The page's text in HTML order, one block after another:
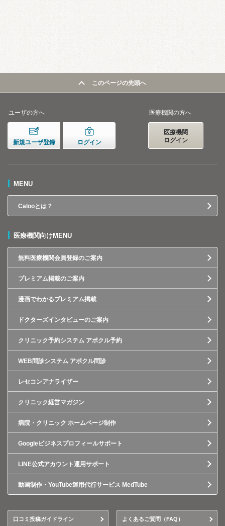
このページの先頭へ
ユーザの方へ
新規ユーザ登録 ログイン
医療機関の方へ
医療機関
ログイン
MENU
Calooとは？
医療機関向けMENU
無料医療機関会員登録のご案内
プレミアム掲載のご案内
漫画でわかるプレミアム掲載
ドクターズインタビューのご案内
クリニック予約システム アポクル予約
WEB問診システム アポクル問診
レセコンアナライザー
クリニック経営マガジン
病院・クリニック ホームページ制作
Googleビジネスプロフィールサポート
LINE公式アカウント運用サポート
動画制作・YouTube運用代行サービス MedTube
口コミ投稿ガイドライン よくあるご質問（FAQ）